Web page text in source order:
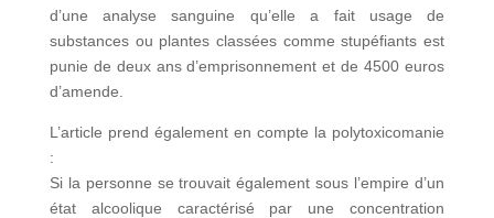
d’une analyse sanguine qu’elle a fait usage de
substances ou plantes classées comme stupéfiants est
punie de deux ans d’emprisonnement et de 4500 euros
d’amende.
L’article prend également en compte la polytoxicomanie
:
Si la personne se trouvait également sous l’empire d’un
état alcoolique caractérisé par une concentration